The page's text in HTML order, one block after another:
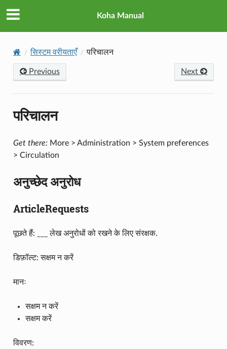
Koha Manual
सिस्टम वरीयताएँ परिचालन
Previous Next
परिचालन
Get there:More > Administration > System preferences
> Circulation
अनुच्छेद अनुरोध
ArticleRequests
पूछते हैं: ___ लेख अनुरोधों को रखने के लिए संरक्षक.
डिफ़ॉल्ट: सक्षम न करें
मानः
सक्षम न करें
सक्षम करें
विवरण: